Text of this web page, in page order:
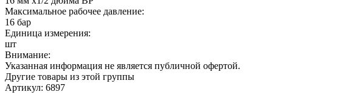
Максимальное рабочее давление:
16 бар
Единица измерения:
шт
Внимание:
Указанная информация не является публичной офертой.
Другие товары из этой группы
Артикул: 6897